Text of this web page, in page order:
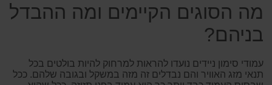
מה הסוגים הקיימים ומה ההבדל
בניהם?
עמודי סימון ניידים נועדו להראות למרחוק להיות בולטים בכל
תנאי מזג האוויר והם נבדלים זה מזה במשקל ובגובה שלהם. ככל